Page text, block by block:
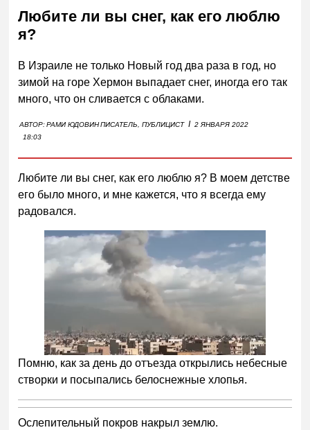
Любите ли вы снег, как его люблю
я?
В Израиле не только Новый год два раза в год, но
зимой на горе Хермон выпадает снег, иногда его так
много, что он сливается с облаками.
АВТОР:РАМИ ЮДОВИНПИСАТЕЛЬ, ПУБЛИЦИСТ I 2 ЯНВАРЯ 2022
18:03
Любите ли вы снег, как его люблю я? В моем детстве
его было много, и мне кажется, что я всегда ему
радовался.
Помню, как за день до отъезда открылись небесные
створки и посыпались белоснежные хлопья.
Ослепительный покров накрыл землю.